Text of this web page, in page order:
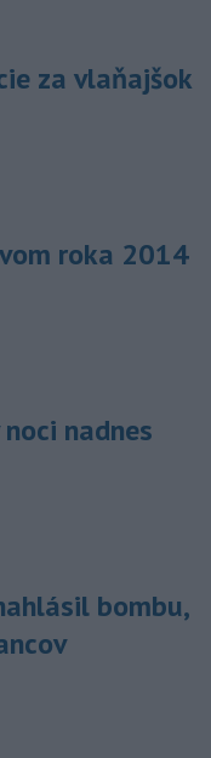
za vlaňajšok
roka 2014
nadnes
bombu,